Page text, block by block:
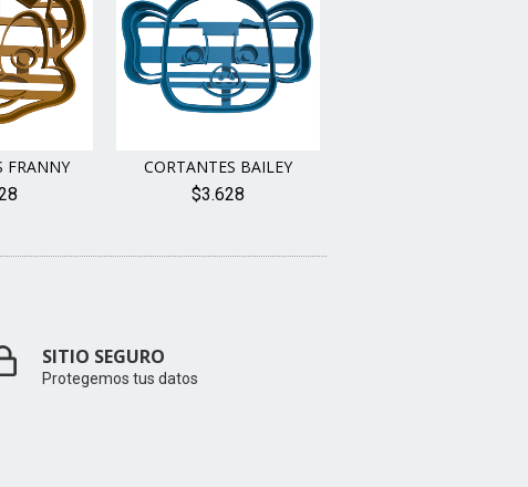
FRANNY
CORTANTES BAILEY
$3.628
SITIO SEGURO
Protegemos tus datos